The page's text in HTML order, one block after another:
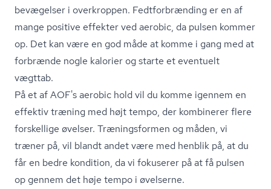
bevægelser i overkroppen. Fedt­for­bræn­ding er en af
mange positive effekter ved aerobic, da pulsen kommer
op. Det kan være en god måde at komme i gang med at
forbrænde nogle kalorier og starte et eventuelt
vægttab.
På et af AOF's aerobic hold vil du komme igennem en
effektiv træning med højt tempo, der kombinerer flere
forskellige øvelser. Træningsformen og måden, vi
træner på, vil blandt andet være med henblik på, at du
får en bedre kondition, da vi fokuserer på at få pulsen
op gennem det høje tempo i øvelserne.